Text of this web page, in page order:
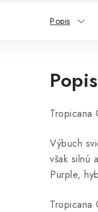
Popis
Tropicana
Výbuch
však silnú
Purple,
Tropicana